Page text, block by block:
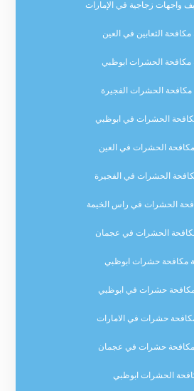
واجهات زجاجية في الإمارات
الثعابين في العين
الحشرات ابوظبي
الحشرات الفجيرة
الحشرات في ابوظبي
الحشرات في العين
الحشرات في الفجيرة
الحشرات في راس الخيمة
الحشرات في عجمان
مكافحة حشرات ابوظبي
حشرات في ابوظبي
حشرات في الامارات
حشرات في عجمان
الحشرات ابوظبي